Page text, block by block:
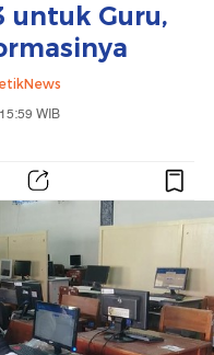
untuk Guru,
WIB